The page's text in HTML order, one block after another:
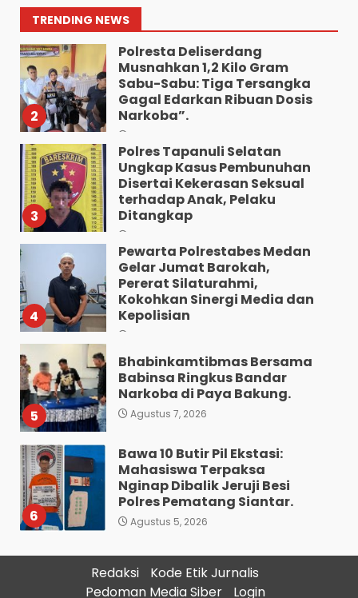
TRENDING NEWS
1
Kaki.
Agustus 8, 2026
2
Polresta Deliserdang
Musnahkan 1,2 Kilo Gram
Sabu-Sabu: Tiga Tersangka
Gagal Edarkan Ribuan Dosis
Narkoba”.
3
Polres Tapanuli Selatan
Ungkap Kasus Pembunuhan
Disertai Kekerasan Seksual
terhadap Anak, Pelaku
Ditangkap
4
Pewarta Polrestabes Medan
Gelar Jumat Barokah,
Pererat Silaturahmi,
Kokohkan Sinergi Media dan
Kepolisian
5
Bhabinkamtibmas Bersama
Babinsa Ringkus Bandar
Narkoba di Paya Bakung.
Agustus 7, 2026
6
Bawa 10 Butir Pil Ekstasi:
Mahasiswa Terpaksa
Nginap Dibalik Jeruji Besi
Polres Pematang Siantar.
Agustus 5, 2026
Pengedar 18 Butir Pil Ekstasi
Meringkuk Dibalik Jeruji Besi
Polres Pematang Siantar
Redaksi
Kode Etik Jurnalis
Pedoman Media Siber
Login